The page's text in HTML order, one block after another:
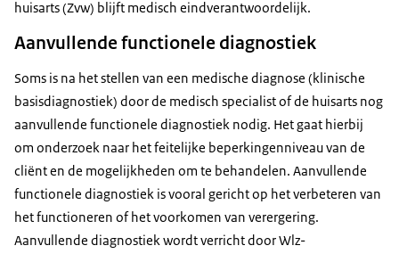
huisarts (Zvw) blijft medisch eindverantwoordelijk.
Aanvullende functionele diagnostiek
Soms is na het stellen van een medische diagnose (klinische
basisdiagnostiek) door de medisch specialist of de huisarts nog
aanvullende functionele diagnostiek nodig. Het gaat hierbij
om onderzoek naar het feitelijke beperkingenniveau van de
cliënt en de mogelijkheden om te behandelen. Aanvullende
functionele diagnostiek is vooral gericht op het verbeteren van
het functioneren of het voorkomen van verergering.
Aanvullende diagnostiek wordt verricht door Wlz-